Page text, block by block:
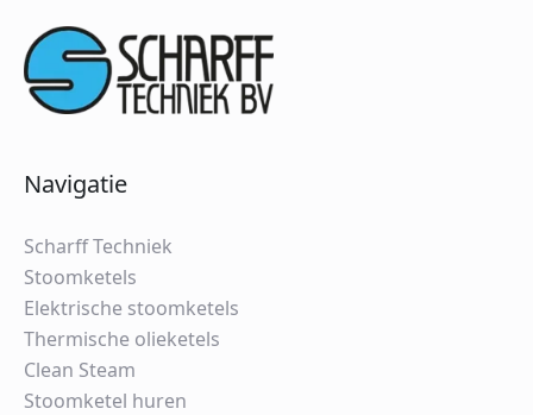
Navigatie
Scharff Techniek
Stoomketels
Elektrische stoomketels
Thermische olieketels
Clean Steam
Stoomketel huren